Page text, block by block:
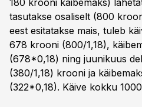
180 krooni käibemaks)
tasutakse osaliselt (800
eest esitatakse mais, tuleb
678 krooni (800/1,18),
(678*0,18) ning juunikuus
(380/1,18) krooni ja
(322*0,18). Käive kokku